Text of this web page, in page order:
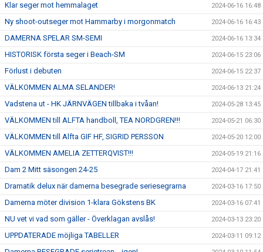
Klar seger mot hemmalaget 2024-06-16 16:48
Ny shoot-outseger mot Hammarby i morgonmatch 2024-06-16 16:43
DAMERNA SPELAR SM-SEMI 2024-06-16 13:34
HISTORISK första seger i Beach-SM 2024-06-15 23:06
Förlust i debuten 2024-06-15 22:37
VÄLKOMMEN ALMA SELANDER! 2024-06-13 21:24
Vadstena ut - HK JÄRNVÄGEN tillbaka i tvåan! 2024-05-28 13:45
VÄLKOMMEN till ALFTA handboll, TEA NORDGREN!!! 2024-05-21 06:30
VÄLKOMMEN till Alfta GIF HF, SIGRID PERSSON 2024-05-20 12:00
VÄLKOMMEN AMELIA ZETTERQVIST!!! 2024-05-19 21:16
Dam 2 Mitt säsongen 24-25 2024-04-17 21:41
Dramatik delux när damerna besegrade seriesegrarna 2024-03-16 17:50
Damerna möter division 1-klara Gökstens BK 2024-03-16 07:41
NU vet vi vad som gäller - Överklagan avslås! 2024-03-13 23:20
UPPDATERADE möjliga TABELLER 2024-03-11 09:12